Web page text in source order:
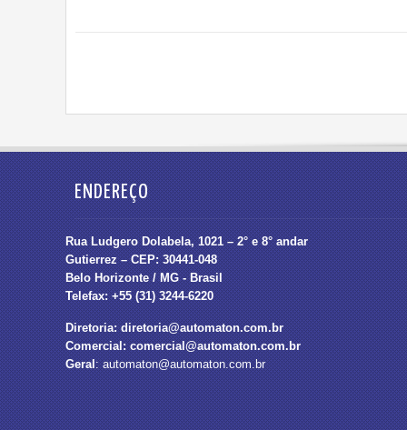
ENDEREÇO
Rua Ludgero Dolabela, 1021 – 2° e 8° andar
Gutierrez – CEP: 30441-048
Belo Horizonte / MG - Brasil
Telefax: +55 (31) 3244-6220
Diretoria:diretoria@automaton.com.br
Comercial:comercial@automaton.com.br
Geral:automaton@automaton.com.br